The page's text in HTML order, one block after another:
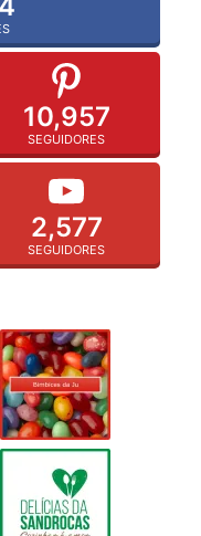
10,957
SEGUIDORES
2,577
SEGUIDORES